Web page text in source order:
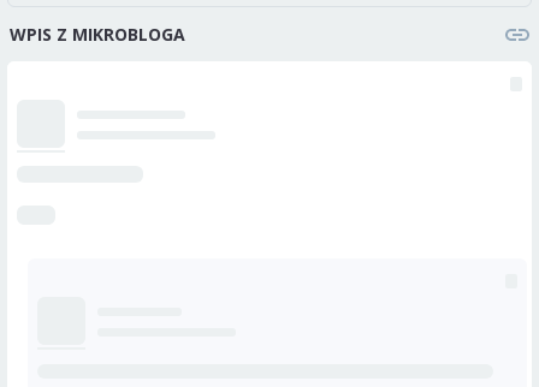
WPIS Z MIKROBLOGA